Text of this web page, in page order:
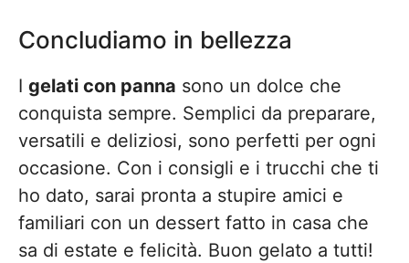
Concludiamo in bellezza
I gelati con panna sono un dolce che
conquista sempre. Semplici da preparare,
versatili e deliziosi, sono perfetti per ogni
occasione. Con i consigli e i trucchi che ti
ho dato, sarai pronta a stupire amici e
familiari con un dessert fatto in casa che
sa di estate e felicità. Buon gelato a tutti!